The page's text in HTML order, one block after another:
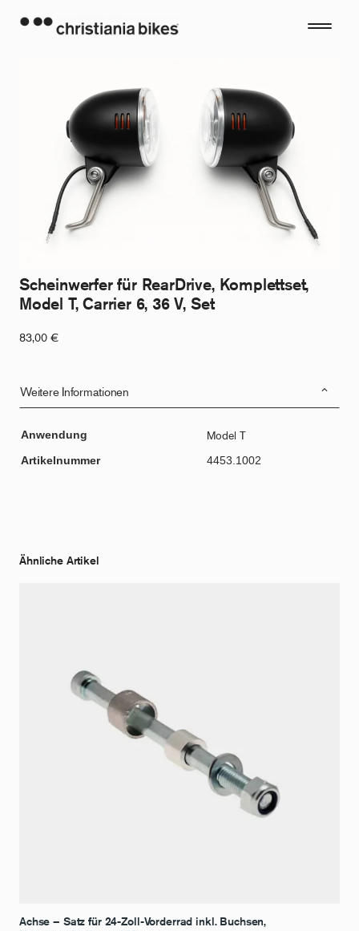
Inhalt
Scheinwerfer für RearDrive, Komplettset,
Model T, Carrier 6, 36 V, Set
83,00 €
Weitere Informationen
Anwendung Model T
Artikelnummer 4453.1002
Ähnliche Artikel
Achse – Satz für 24-Zoll-Vorderrad inkl. Buchsen,